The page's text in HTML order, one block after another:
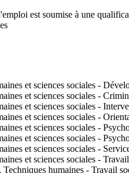
est soumise à une
et sciences sociales -
et sciences sociales -
et sciences sociales -
et sciences sociales -
et sciences sociales -
et sciences sociales -
et sciences sociales -
et sciences sociales -
humaines - Travail